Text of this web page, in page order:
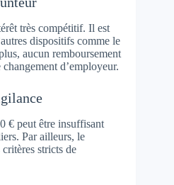
très compétitif. Il est
dispositifs comme le
aucun remboursement
d’employeur.
€ peut être insuffisant
Par ailleurs, le
stricts de